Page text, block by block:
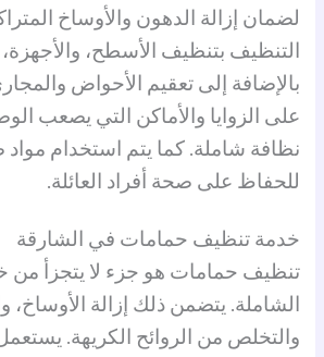
لضمان إزالة الدهون والأوساخ
التنظيف بتنظيف الأسطح، والأجهزة،
بالإضافة إلى تعقيم الأحواض
على الزوايا والأماكن التي يصعب
نظافة شاملة. كما يتم استخدام مواد
للحفاظ على صحة أفراد العائلة.
خدمة تنظيف حمامات في الشارقة
تنظيف حمامات هو جزء لا يتجزأ من
الشاملة. يتضمن ذلك إزالة الأوساخ،
والتخلص من الروائح الكريهة.